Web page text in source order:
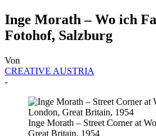
Inge Morath – Wo ich
Fotohof, Salzburg
Von
CREATIVE AUSTRIA
-
Inge Morath – Street Corner at
Great Britain, 1954